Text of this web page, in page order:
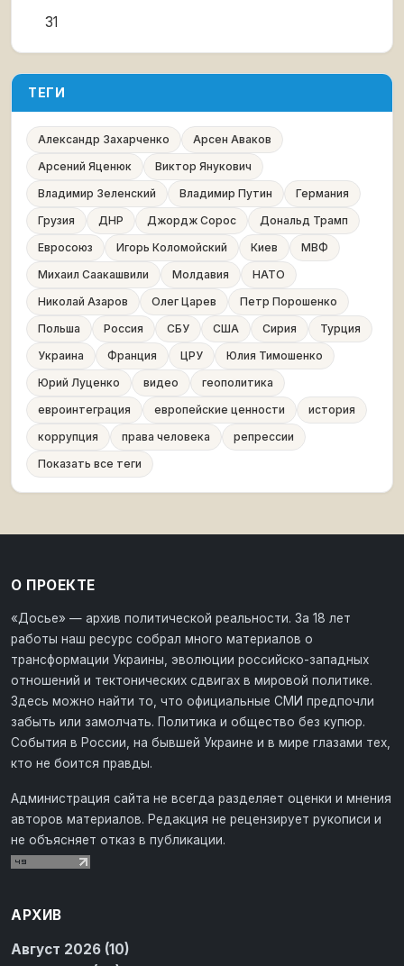
31
ТЕГИ
Александр Захарченко
Арсен Аваков
Арсений Яценюк
Виктор Янукович
Владимир Зеленский
Владимир Путин
Германия
Грузия
ДНР Джордж Сорос
Дональд Трамп
Евросоюз
Игорь Коломойский Киев
МВФ
Михаил Саакашвили
Молдавия
НАТО
Николай Азаров
Олег Царев
Петр Порошенко
Польша
Россия СБУ США Сирия
Турция
Украина
Франция ЦРУ
Юлия Тимошенко
Юрий Луценко
видео
геополитика
евроинтеграция
европейские ценности
история
коррупция
права человека
репрессии
Показать все теги
О ПРОЕКТЕ
«Досье» — архив политической реальности. За 18 лет
работы наш ресурс собрал много материалов о
трансформации Украины, эволюции российско-западных
отношений и тектонических сдвигах в мировой политике.
Здесь можно найти то, что официальные СМИ предпочли
забыть или замолчать. Политика и общество без купюр.
События в России, на бывшей Украине и в мире глазами тех,
кто не боится правды.
Администрация сайта не всегда разделяет оценки и мнения
авторов материалов. Редакция не рецензирует рукописи и
не объясняет отказ в публикации.
АРХИВ
Август 2026 (10)